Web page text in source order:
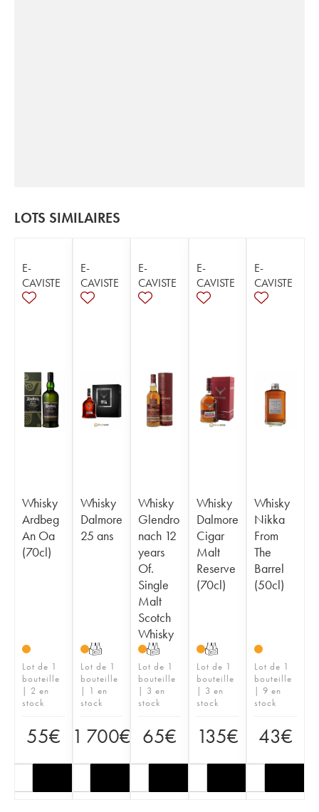
LOTS SIMILAIRES
E-
CAVISTE
Whisky
Ardbeg
An Oa
(70cl)
Lot de 1
bouteille
| 2 en
stock
55€
E-
CAVISTE
Whisky
Dalmore
25 ans
T
Lot de 1
bouteille
| 1 en
stock
1 700€
E-
CAVISTE
Whisky
Glendro
nach 12
years
Of.
Single
Malt
Scotch
Whisky
T
Lot de 1
bouteille
| 3 en
stock
65€
E-
CAVISTE
Whisky
Dalmore
Cigar
Malt
Reserve
(70cl)
T
Lot de 1
bouteille
| 3 en
stock
135€
E-
CAVISTE
Whisky
Nikka
From
The
Barrel
(50cl)
Lot de 1
bouteille
| 9 en
stock
43€